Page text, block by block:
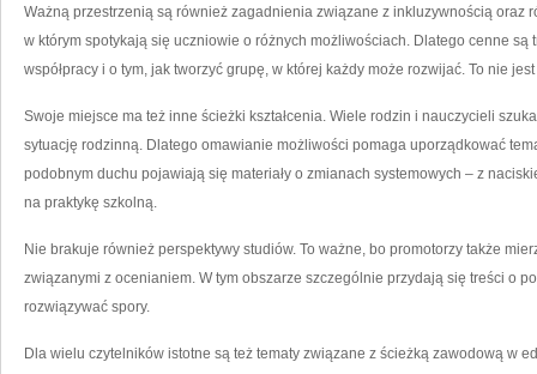
Ważną przestrzenią są również zagadnienia związane z inkluzywnością oraz
w którym spotykają się uczniowie o różnych możliwościach. Dlatego cenne
współpracy i o tym, jak tworzyć grupę, w której każdy może rozwijać. To nie
Swoje miejsce ma też inne ścieżki kształcenia. Wiele rodzin i nauczycieli
sytuację rodzinną. Dlatego omawianie możliwości pomaga uporządkować
podobnym duchu pojawiają się materiały o zmianach systemowych – z
na praktykę szkolną.
Nie brakuje również perspektywy studiów. To ważne, bo promotorzy także
związanymi z ocenianiem. W tym obszarze szczególnie przydają się treści o
rozwiązywać spory.
Dla wielu czytelników istotne są też tematy związane z ścieżką zawodową w